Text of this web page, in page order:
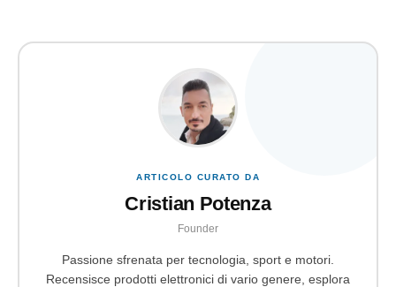
ARTICOLO CURATO DA
Cristian Potenza
Founder
Passione sfrenata per tecnologia, sport e motori.
Recensisce prodotti elettronici di vario genere, esplora